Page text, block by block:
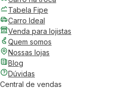
Tabela Fipe
Carro Ideal
Venda para lojistas
Quem somos
Nossas lojas
Blog
Dúvidas
Central de vendas